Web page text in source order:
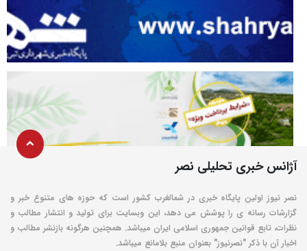
آژانس خبری تحلیلی نصر
نصر نیوز اولین پایگاه خبری در شمالغرب کشور است که حوزه های متنوع خبر و
گزارشات رسانه ی را پوشش می دهد، این وبسایت برای تولید و انتشار مطالب و
نظرات، تابع قوانین جمهوری اسلامی ایران میباشد. همچنین هرگونه بازنشر مطالب و
اخبار آن با ذکر "نصرنیوز" بعنوان منبع بلامانع میباشد.